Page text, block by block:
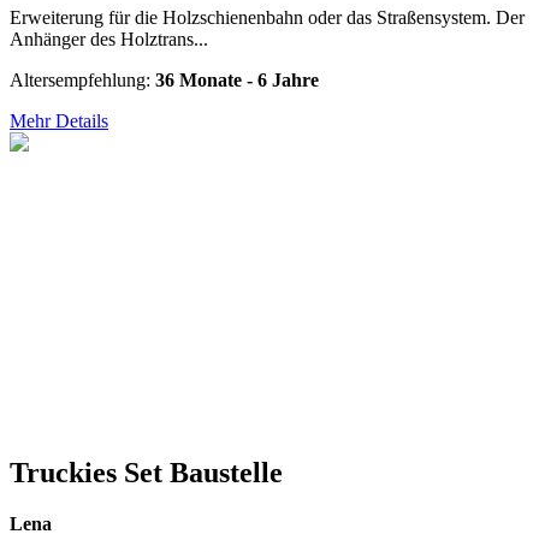
Erweiterung für die Holzschienenbahn oder das Straßensystem. Der
Anhänger des Holztrans...
Altersempfehlung: 36 Monate - 6 Jahre
Mehr Details
Truckies Set Baustelle
Lena